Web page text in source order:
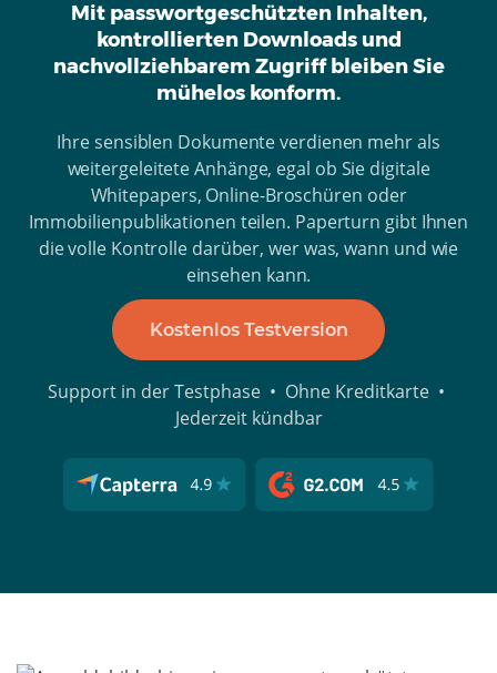
Mit passwortgeschützten Inhalten,
kontrollierten Downloads und
nachvollziehbarem Zugriff bleiben Sie
mühelos konform.
Ihre sensiblen Dokumente verdienen mehr als
weitergeleitete Anhänge, egal ob Sie digitale
Whitepapers, Online-Broschüren oder
Immobilienpublikationen teilen. Paperturn gibt Ihnen
die volle Kontrolle darüber, wer was, wann und wie
einsehen kann.
Kostenlos Testversion
Support in der Testphase • Ohne Kreditkarte •
Jederzeit kündbar